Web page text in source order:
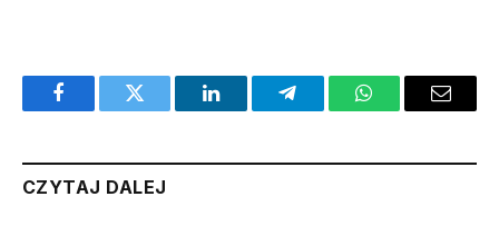
FacebookTwitter LinkedInTelegramWhatsAppEmail
CZYTAJ DALEJ